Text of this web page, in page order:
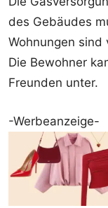
des Gebäudes
Wohnungen
Die Bewohner
Freunden unter.
-Werbeanzeige-